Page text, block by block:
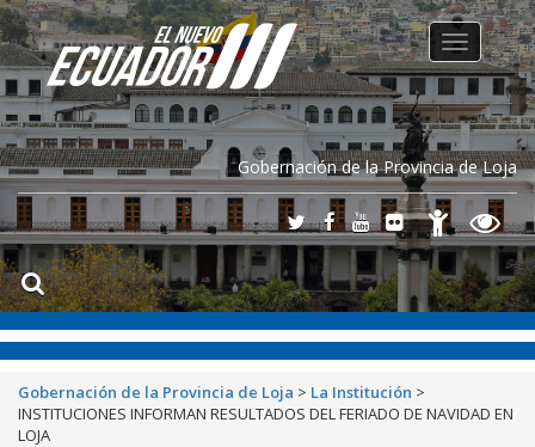
Gobernación de la Provincia de Loja
Toggle
navigation
Gobernación de la Provincia de Loja > La Institución >
INSTITUCIONES INFORMAN RESULTADOS DEL FERIADO DE NAVIDAD EN
LOJA